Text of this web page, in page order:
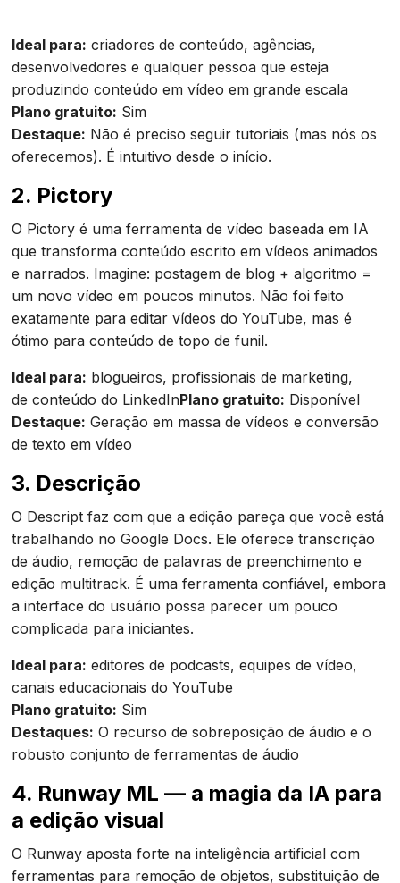
Ideal para: criadores de conteúdo, agências,
desenvolvedores e qualquer pessoa que esteja
produzindo conteúdo em vídeo em grande escala
Plano gratuito: Sim
Destaque: Não é preciso seguir tutoriais (mas nós os
oferecemos). É intuitivo desde o início.
2. Pictory
O Pictory é uma ferramenta de vídeo baseada em IA
que transforma conteúdo escrito em vídeos animados
e narrados. Imagine: postagem de blog + algoritmo =
um novo vídeo em poucos minutos. Não foi feito
exatamente para editar vídeos do YouTube, mas é
ótimo para conteúdo de topo de funil.
Ideal para: blogueiros, profissionais de marketing,
de conteúdo do LinkedInPlano gratuito: Disponível
Destaque: Geração em massa de vídeos e conversão
de texto em vídeo
3. Descrição
O Descript faz com que a edição pareça que você está
trabalhando no Google Docs. Ele oferece transcrição
de áudio, remoção de palavras de preenchimento e
edição multitrack. É uma ferramenta confiável, embora
a interface do usuário possa parecer um pouco
complicada para iniciantes.
Ideal para: editores de podcasts, equipes de vídeo,
canais educacionais do YouTube
Plano gratuito: Sim
Destaques: O recurso de sobreposição de áudio e o
robusto conjunto de ferramentas de áudio
4. Runway ML — a magia da IA para
a edição visual
O Runway aposta forte na inteligência artificial com
ferramentas para remoção de objetos, substituição de